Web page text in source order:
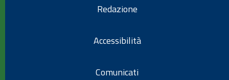
Redazione
Accessibilità
Comunicati